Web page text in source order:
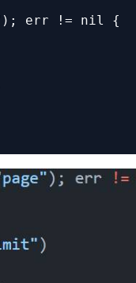
err != nil {